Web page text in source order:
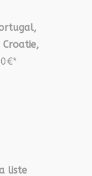
Croatie,
liste